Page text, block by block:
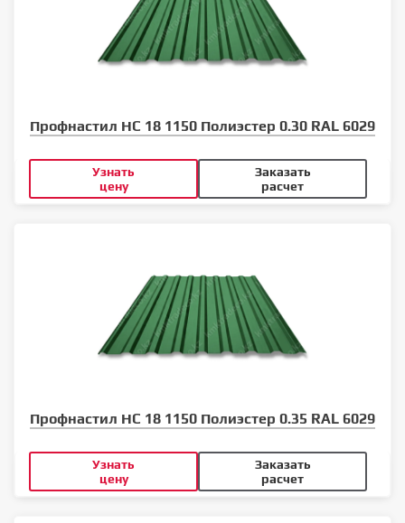
Профнастил НС 18 1150 Полиэстер 0.30 RAL 6029
Узнать
цену
Заказать
расчет
Профнастил НС 18 1150 Полиэстер 0.35 RAL 6029
Узнать
цену
Заказать
расчет